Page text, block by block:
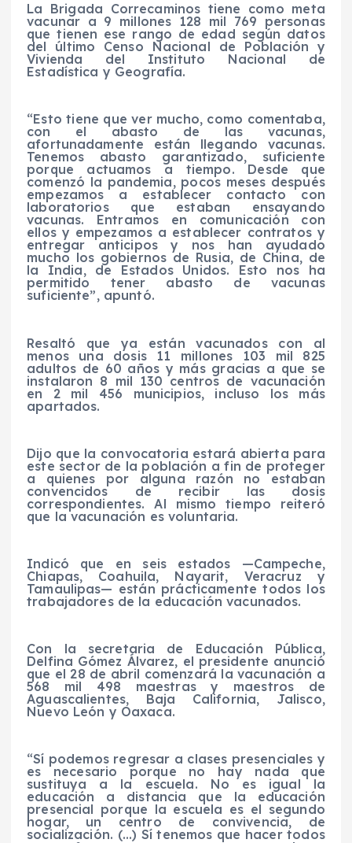
La Brigada Correcaminos tiene como meta
vacunar a 9 millones 128 mil 769 personas
que tienen ese rango de edad según datos
del último Censo Nacional de Población y
Vivienda del Instituto Nacional de
Estadística y Geografía.
“Esto tiene que ver mucho, como comentaba,
con el abasto de las vacunas,
afortunadamente están llegando vacunas.
Tenemos abasto garantizado, suficiente
porque actuamos a tiempo. Desde que
comenzó la pandemia, pocos meses después
empezamos a establecer contacto con
laboratorios que estaban ensayando
vacunas. Entramos en comunicación con
ellos y empezamos a establecer contratos y
entregar anticipos y nos han ayudado
mucho los gobiernos de Rusia, de China, de
la India, de Estados Unidos. Esto nos ha
permitido tener abasto de vacunas
suficiente”, apuntó.
Resaltó que ya están vacunados con al
menos una dosis 11 millones 103 mil 825
adultos de 60 años y más gracias a que se
instalaron 8 mil 130 centros de vacunación
en 2 mil 456 municipios, incluso los más
apartados.
Dijo que la convocatoria estará abierta para
este sector de la población a fin de proteger
a quienes por alguna razón no estaban
convencidos de recibir las dosis
correspondientes. Al mismo tiempo reiteró
que la vacunación es voluntaria.
Indicó que en seis estados —Campeche,
Chiapas, Coahuila, Nayarit, Veracruz y
Tamaulipas— están prácticamente todos los
trabajadores de la educación vacunados.
Con la secretaria de Educación Pública,
Delfina Gómez Álvarez, el presidente anunció
que el 28 de abril comenzará la vacunación a
568 mil 498 maestras y maestros de
Aguascalientes, Baja California, Jalisco,
Nuevo León y Oaxaca.
“Sí podemos regresar a clases presenciales y
es necesario porque no hay nada que
sustituya a la escuela. No es igual la
educación a distancia que la educación
presencial porque la escuela es el segundo
hogar, un centro de convivencia, de
socialización. (…) Sí tenemos que hacer todos